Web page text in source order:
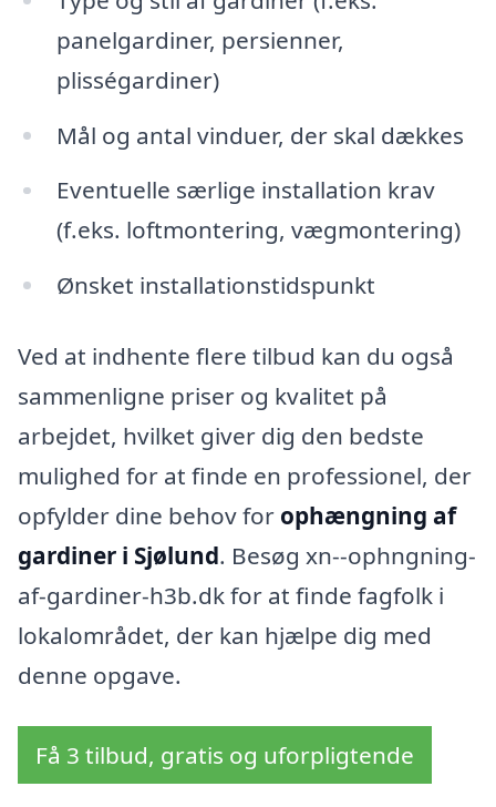
panelgardiner, persienner,
plisségardiner)
Mål og antal vinduer, der skal dækkes
Eventuelle særlige installation krav
(f.eks. loftmontering, vægmontering)
Ønsket installationstidspunkt
Ved at indhente flere tilbud kan du også
sammenligne priser og kvalitet på
arbejdet, hvilket giver dig den bedste
mulighed for at finde en professionel, der
opfylder dine behov for ophængning af
gardiner i Sjølund. Besøg xn--ophngning-
af-gardiner-h3b.dk for at finde fagfolk i
lokalområdet, der kan hjælpe dig med
denne opgave.
Få 3 tilbud, gratis og uforpligtende